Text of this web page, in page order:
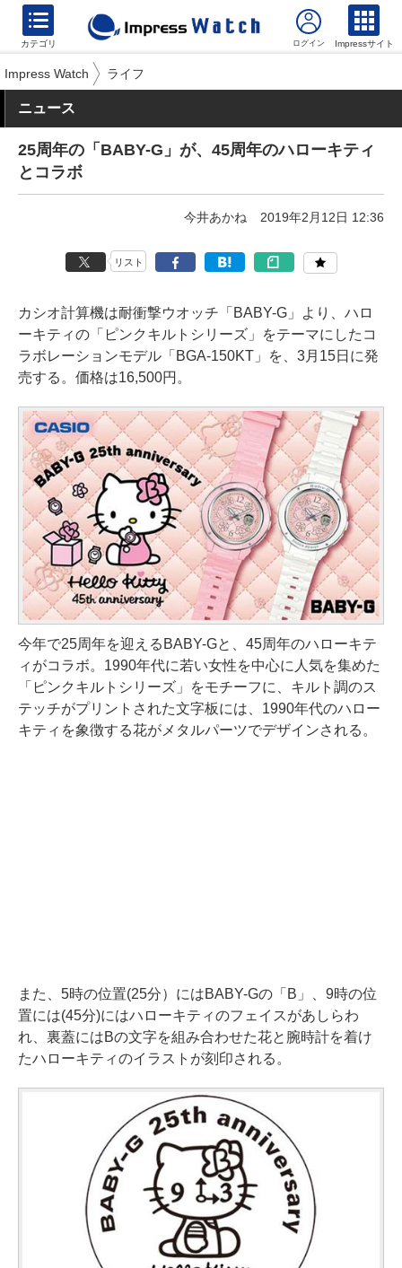
カテゴリ Impressサイト
Impress Watch ライフ
ニュース
25周年の「BABY-G」が、45周年のハローキティ
とコラボ
今井あかね 2019年2月12日 12:36
リスト
カシオ計算機は耐衝撃ウオッチ「BABY-G」より、ハロ
ーキティの「ピンクキルトシリーズ」をテーマにしたコ
ラボレーションモデル「BGA-150KT」を、3月15日に発
売する。価格は16,500円。
今年で25周年を迎えるBABY-Gと、45周年のハローキテ
ィがコラボ。1990年代に若い女性を中心に人気を集めた
「ピンクキルトシリーズ」をモチーフに、キルト調のス
テッチがプリントされた文字板には、1990年代のハロー
キティを象徴する花がメタルパーツでデザインされる。
また、5時の位置(25分）にはBABY-Gの「B」、9時の位
置には(45分)にはハローキティのフェイスがあしらわ
れ、裏蓋にはBの文字を組み合わせた花と腕時計を着け
たハローキティのイラストが刻印される。